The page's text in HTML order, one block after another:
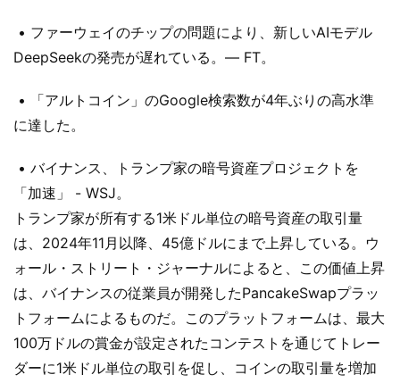
• ファーウェイのチップの問題により、新しいAIモデル
DeepSeekの発売が遅れている。— FT。
• 「アルトコイン」のGoogle検索数が4年ぶりの高水準
に達した。
• バイナンス、トランプ家の暗号資産プロジェクトを
「加速」 - WSJ。
トランプ家が所有する1米ドル単位の暗号資産の取引量
は、2024年11月以降、45億ドルにまで上昇している。ウ
ォール・ストリート・ジャーナルによると、この価値上昇
は、バイナンスの従業員が開発したPancakeSwapプラッ
トフォームによるものだ。このプラットフォームは、最大
100万ドルの賞金が設定されたコンテストを通じてトレー
ダーに1米ドル単位の取引を促し、コインの取引量を増加